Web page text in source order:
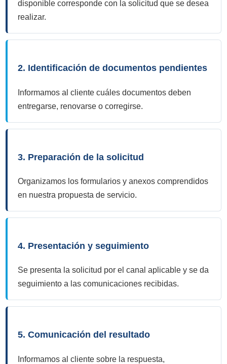
disponible corresponde con la solicitud que se desea
realizar.
2. Identificación de documentos pendientes
Informamos al cliente cuáles documentos deben
entregarse, renovarse o corregirse.
3. Preparación de la solicitud
Organizamos los formularios y anexos comprendidos
en nuestra propuesta de servicio.
4. Presentación y seguimiento
Se presenta la solicitud por el canal aplicable y se da
seguimiento a las comunicaciones recibidas.
5. Comunicación del resultado
Informamos al cliente sobre la respuesta,